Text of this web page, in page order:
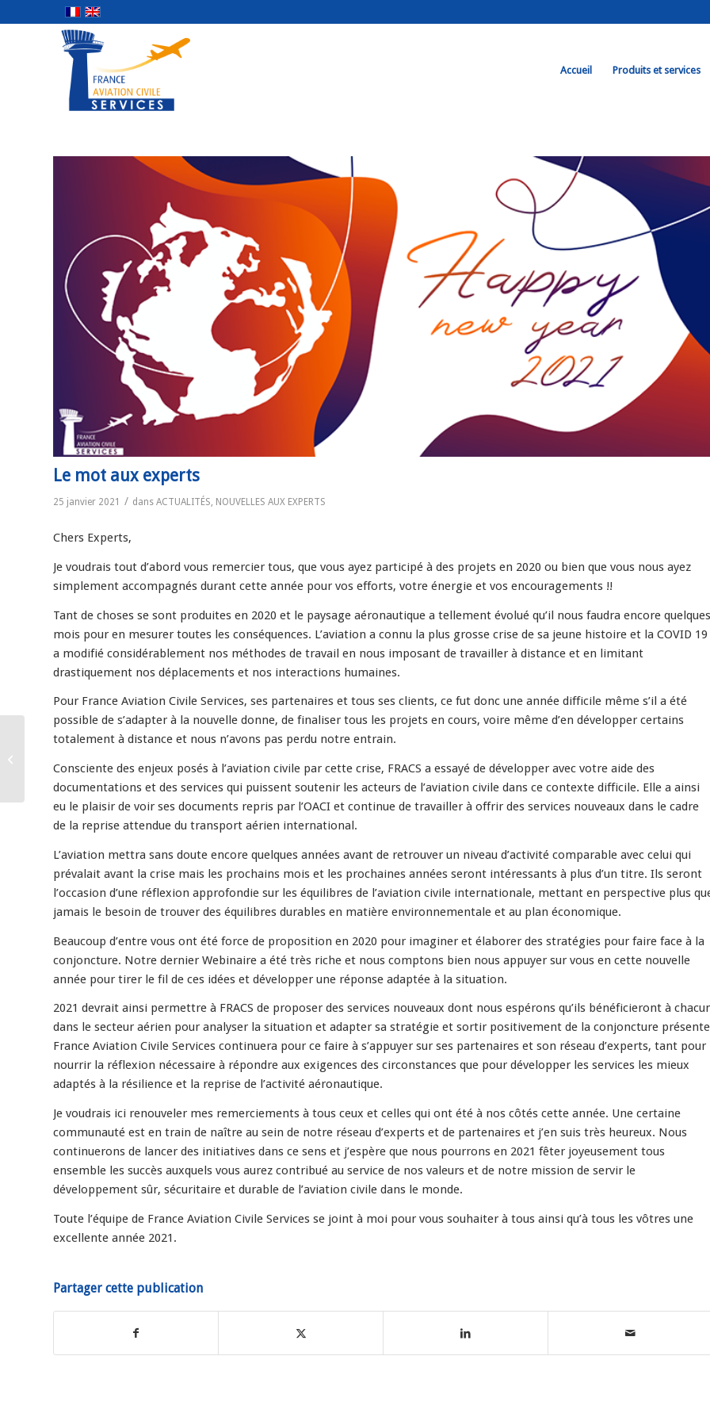
Accueil Produits et services
Le mot aux experts
25 janvier 2021 / dans ACTUALITÉS, NOUVELLES AUX EXPERTS
Chers Experts,
Je voudrais tout d’abord vous remercier tous, que vous ayez participé à des projets en 2020 ou bien que vous nous ayez
simplement accompagnés durant cette année pour vos efforts, votre énergie et vos encouragements !!
Tant de choses se sont produites en 2020 et le paysage aéronautique a tellement évolué qu’il nous faudra encore quelques
mois pour en mesurer toutes les conséquences. L’aviation a connu la plus grosse crise de sa jeune histoire et la COVID 19
a modifié considérablement nos méthodes de travail en nous imposant de travailler à distance et en limitant
drastiquement nos déplacements et nos interactions humaines.
Pour France Aviation Civile Services, ses partenaires et tous ses clients, ce fut donc une année difficile même s’il a été
possible de s’adapter à la nouvelle donne, de finaliser tous les projets en cours, voire même d’en développer certains
totalement à distance et nous n’avons pas perdu notre entrain.
Consciente des enjeux posés à l’aviation civile par cette crise, FRACS a essayé de développer avec votre aide des
documentations et des services qui puissent soutenir les acteurs de l’aviation civile dans ce contexte difficile. Elle a ainsi
eu le plaisir de voir ses documents repris par l’OACI et continue de travailler à offrir des services nouveaux dans le cadre
de la reprise attendue du transport aérien international.
L’aviation mettra sans doute encore quelques années avant de retrouver un niveau d’activité comparable avec celui qui
prévalait avant la crise mais les prochains mois et les prochaines années seront intéressants à plus d’un titre. Ils seront
l’occasion d’une réflexion approfondie sur les équilibres de l’aviation civile internationale, mettant en perspective plus
jamais le besoin de trouver des équilibres durables en matière environnementale et au plan économique.
Beaucoup d’entre vous ont été force de proposition en 2020 pour imaginer et élaborer des stratégies pour faire face à la
conjoncture. Notre dernier Webinaire a été très riche et nous comptons bien nous appuyer sur vous en cette nouvelle
année pour tirer le fil de ces idées et développer une réponse adaptée à la situation.
2021 devrait ainsi permettre à FRACS de proposer des services nouveaux dont nous espérons qu’ils bénéficieront à
dans le secteur aérien pour analyser la situation et adapter sa stratégie et sortir positivement de la conjoncture
France Aviation Civile Services continuera pour ce faire à s’appuyer sur ses partenaires et son réseau d’experts, tant pour
nourrir la réflexion nécessaire à répondre aux exigences des circonstances que pour développer les services les mieux
adaptés à la résilience et la reprise de l’activité aéronautique.
Je voudrais ici renouveler mes remerciements à tous ceux et celles qui ont été à nos côtés cette année. Une certaine
communauté est en train de naître au sein de notre réseau d’experts et de partenaires et j’en suis très heureux. Nous
continuerons de lancer des initiatives dans ce sens et j’espère que nous pourrons en 2021 fêter joyeusement tous
ensemble les succès auxquels vous aurez contribué au service de nos valeurs et de notre mission de servir le
développement sûr, sécuritaire et durable de l’aviation civile dans le monde.
Toute l’équipe de France Aviation Civile Services se joint à moi pour vous souhaiter à tous ainsi qu’à tous les vôtres une
excellente année 2021.
Partager cette publication